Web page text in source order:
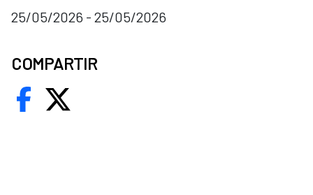
25/05/2026 - 25/05/2026
COMPARTIR